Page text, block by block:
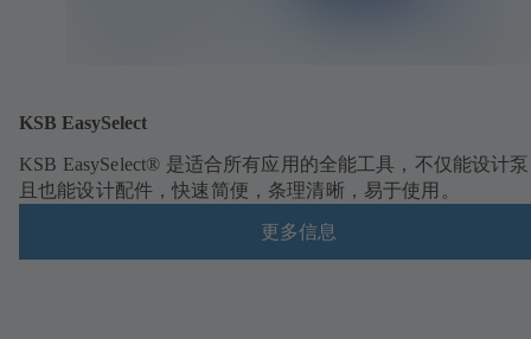
KSB EasySelect
KSB EasySelect® 是适合所有应用的全能工具，不仅能设计
且也能设计配件，快速简便，条理清晰，易于使用。
更多信息